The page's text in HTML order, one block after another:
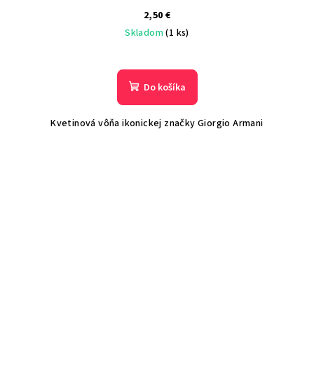
2,50 €
Skladom(1 ks)
Do košíka
Kvetinová vôňa ikonickej značky Giorgio Armani